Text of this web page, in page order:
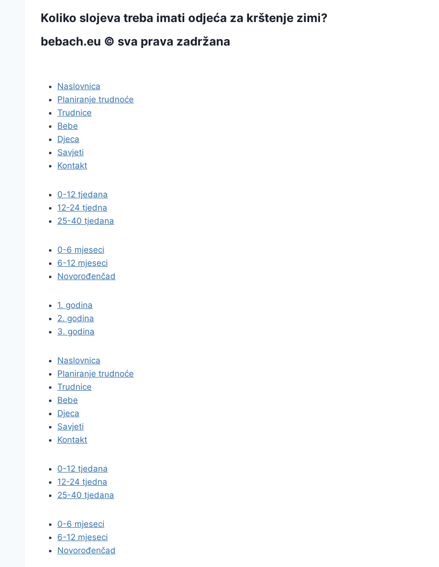
Koliko slojeva treba imati odjeća za krštenje zimi?
bebach.eu © sva prava zadržana
Naslovnica
Planiranje trudnoće
Trudnice
Bebe
Djeca
Savjeti
Kontakt
0-12 tjedana
12-24 tjedna
25-40 tjedana
0-6 mjeseci
6-12 mjeseci
Novorođenčad
1. godina
2. godina
3. godina
Naslovnica
Planiranje trudnoće
Trudnice
Bebe
Djeca
Savjeti
Kontakt
0-12 tjedana
12-24 tjedna
25-40 tjedana
0-6 mjeseci
6-12 mjeseci
Novorođenčad